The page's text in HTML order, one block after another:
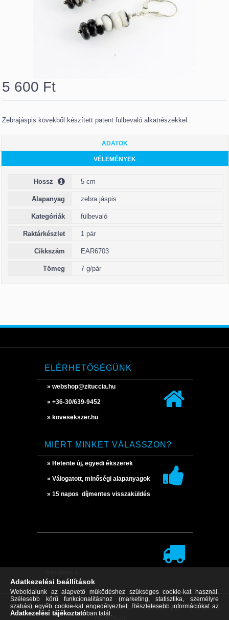
5 600 Ft
Zebrajáspis kövekből készített patent fülbevaló alkatrészekkel.
ADATOK
VÉLEMÉNYEK
Hossz 5 cm
Alapanyag zebra jáspis
Kategóriák fülbevaló
Raktárkészlet 1 pár
Cikkszám EAR6703
Tömeg 7 g/pár
ELÉRHETŐSÉGÜNK
» webshop@zituccia.hu
» +36-30/639-9452
» kovesekszer.hu
MIÉRT MINKET VÁLASSZON?
» Hetente új, egyedi ékszerek
» Válogatott, minőségi alapanyagok
» 15 napos díjmentes visszaküldés
TERMÉKEK KOSÁR RÉSZLETES KERESÉS INFORMÁCIÓK
VÁSÁRLÁSI
Adatkezelési beállítások
Weboldalunk az alapvető működéshez szükséges cookie-kat használ.
Szélesebb körű funkcionalitáshoz (marketing, statisztika, személyre
szabás) egyéb cookie-kat engedélyezhet. Részletesebb információkat az
Adatkezelési tájékoztatóban talál.